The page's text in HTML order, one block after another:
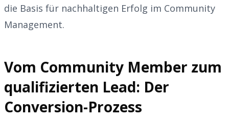
die Basis für nachhaltigen Erfolg im Community
Management.
Vom Community Member zum
qualifizierten Lead: Der
Conversion-Prozess